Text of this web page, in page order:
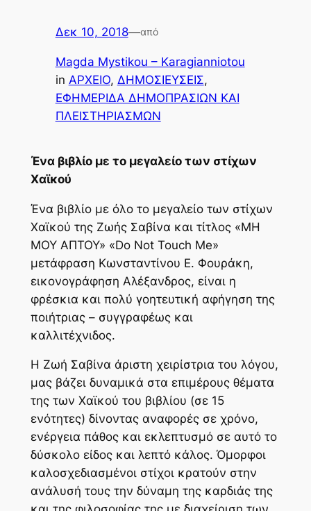
Δεκ 10, 2018—από
Magda Mystikou – Karagianniotou
in ΑΡΧΕΙΟ, ΔΗΜΟΣΙΕΥΣΕΙΣ
ΕΦΗΜΕΡΙΔΑ ΔΗΜΟΠΡΑΣΙΩΝ ΚΑΙ
ΠΛΕΙΣΤΗΡΙΑΣΜΩΝ
Ένα βιβλίο με το μεγαλείο των στίχων
Χαϊκού
Ένα βιβλίο με όλο το μεγαλείο των στίχων
Χαϊκού της Ζωής Σαβίνα και τίτλος «ΜΗ
ΜΟΥ ΑΠΤΟΥ» «Do Not Touch Me»
μετάφραση Κωνσταντίνου Ε. Φουράκη,
εικονογράφηση Αλέξανδρος, είναι η
φρέσκια και πολύ γοητευτική αφήγηση της
ποιήτριας – συγγραφέως και
καλλιτέχνιδος.
Η Ζωή Σαβίνα άριστη χειρίστρια του λόγου,
μας βάζει δυναμικά στα επιμέρους θέματα
της των Χαϊκού του βιβλίου (σε 15
ενότητες) δίνοντας αναφορές σε χρόνο,
ενέργεια πάθος και εκλεπτυσμό σε αυτό το
δύσκολο είδος και λεπτό κάλος. Όμορφοι
καλοσχεδιασμένοι στίχοι κρατούν στην
ανάλυσή τους την δύναμη της καρδιάς της